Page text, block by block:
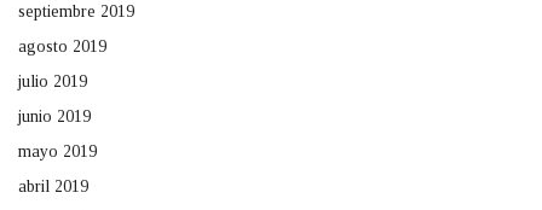
septiembre 2019
agosto 2019
julio 2019
junio 2019
mayo 2019
abril 2019